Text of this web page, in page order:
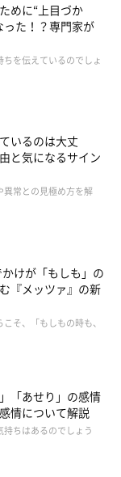
をご紹介！
めに“上目づか
った！？専門家が
を伝えているのでしょ
いるのは大丈
と気になるサイン
異常との見極め方を解
けが「もしも」の
『メッツァ』の新
そ、「もしもの時も、
「あせり」の感情
情について解説
ちはあるのでしょう